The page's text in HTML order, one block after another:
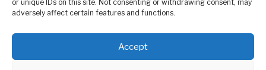
or unique IDs on this site. Not consenting or withdrawing consent, may
adversely affect certain features and functions.
Accept
Variable complexe